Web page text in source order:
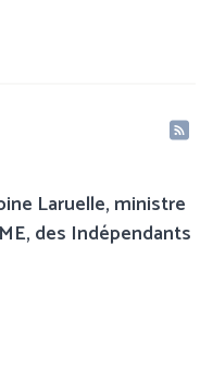
Laruelle, ministre
des Indépendants